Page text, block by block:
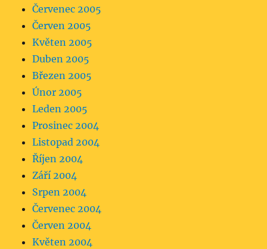
Červenec 2005
Červen 2005
Květen 2005
Duben 2005
Březen 2005
Únor 2005
Leden 2005
Prosinec 2004
Listopad 2004
Říjen 2004
Září 2004
Srpen 2004
Červenec 2004
Červen 2004
Květen 2004